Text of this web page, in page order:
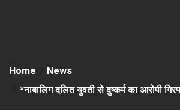
Home
News
*नाबालिग दलित युवती से दुष्कर्म का आरोपी